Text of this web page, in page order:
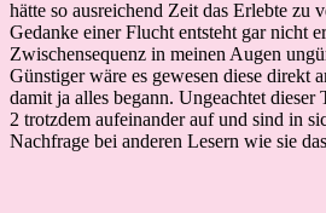
hätte so ausreichend Zeit das Erlebte zu
Gedanke einer Flucht entsteht gar nicht
Zwischensequenz in meinen Augen
Günstiger wäre es gewesen diese direkt
damit ja alles begann. Ungeachtet dieser
2 trotzdem aufeinander auf und sind in
Nachfrage bei anderen Lesern wie sie